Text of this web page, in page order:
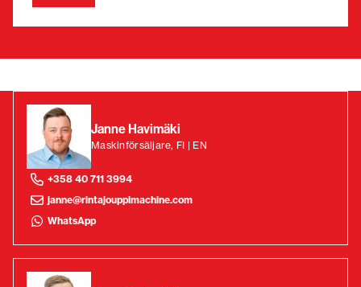
Janne Havimäki
Maskinförsäljare, FI | EN
+358 40 711 3994
janne@rintajouppimachine.com
WhatsApp